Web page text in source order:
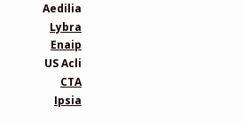
Aedilia
Lybra
Enaip
US Acli
CTA
Ipsia